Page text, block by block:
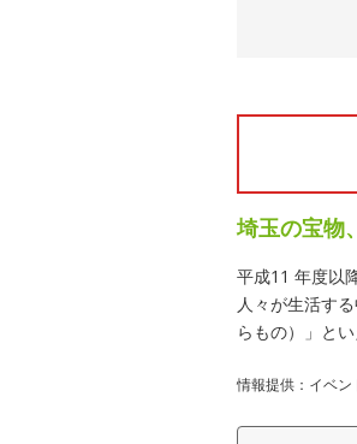
埼玉の宝物
平成11 年度以
人々が生活す
らもの）」と
情報提供：イベン